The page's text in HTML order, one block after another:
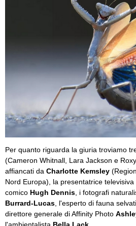
Per quanto riguarda la giuria troviamo
(Cameron Whitnall, Lara Jackson e
affiancati da Charlotte Kemsley
Nord Europa), la presentatrice televisiva
comico Hugh Dennis, i fotografi
Burrard-Lucas, l'esperto di fauna
direttore generale di Affinity Photo